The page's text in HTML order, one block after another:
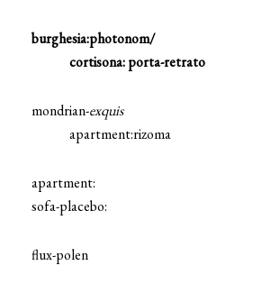
burghesia:photonom/
cortisona: porta-retrato
mondrian-exquis
apartment:rizoma
apartment:
sofa-placebo:
flux-polen